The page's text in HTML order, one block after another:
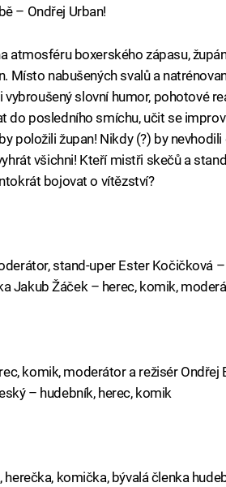
– Ondřej Urban!
atmosféru boxerského zápasu,
Místo nabušených svalů a
slovní humor, pohotové
do posledního smíchu, učit se
položili župan! Nikdy (?) by
všichni! Kteří mistři skečů a
bojovat o vítězství?
stand-uper Ester Kočičková
Jakub Žáček – herec, komik,
komik, moderátor a režisér Ondřej
– hudebník, herec, komik
herečka, komička, bývalá členka